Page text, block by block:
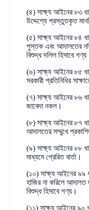
(৪) সাক্ষ্য আইনের ৮৩
উদ্দেশ্যে প্রস্তুতকৃত
(৫) সাক্ষ্য আইনের ৮৪
পুস্তক এবং আদালতের
বিশুদ্ধ দলিল হিসাবে
(৬) সাক্ষ্য আইনের ৮৫
সরকারী প্রতিনিধির
(৭) সাক্ষ্য আইনের ৮৬
জাবেদা নকল।
(৮) সাক্ষ্য আইনের ৮৭
আদালতের সম্মুখে
(৯) সাক্ষ্য আইনের ৮৮
মাধ্যমে প্রেরিত বার্তা।
(১০) সাক্ষ্য আইনের ৯৯
হাজির না করিলে আদালত
বিশুদ্ধ হিসাবে গণ্য।
(১১) সাক্ষ্য আইনের ৯০